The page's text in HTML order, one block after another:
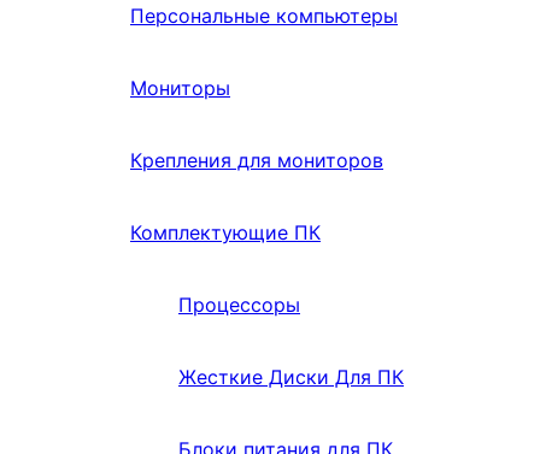
Персональные компьютеры
Мониторы
Крепления для мониторов
Комплектующие ПК
Процессоры
Жесткие Диски Для ПК